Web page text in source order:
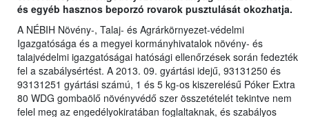
és egyéb hasznos beporzó rovarok pusztulását okozhatja.
A NÉBIH Növény-, Talaj- és Agrárkörnyezet-védelmi
Igazgatósága és a megyei kormányhivatalok növény- és
talajvédelmi igazgatóságai hatósági ellenőrzések során fedezték
fel a szabálysértést. A 2013. 09. gyártási idejű, 93131250 és
93131251 gyártási számú, 1 és 5 kg-os kiszerelésű Póker Extra
80 WDG gombaölő növényvédő szer összetételét tekintve nem
felel meg az engedélyokiratában foglaltaknak, és szabályos